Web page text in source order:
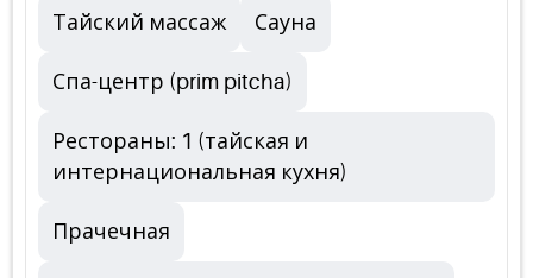
Тайский массаж Сауна
Спа-центр (prim pitcha)
Рестораны: 1 (тайская и
интернациональная кухня)
Прачечная